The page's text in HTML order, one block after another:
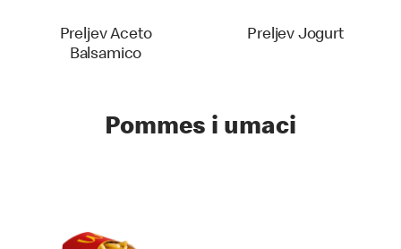
Preljev Aceto
Balsamico
Preljev Jogurt
Pommes i umaci